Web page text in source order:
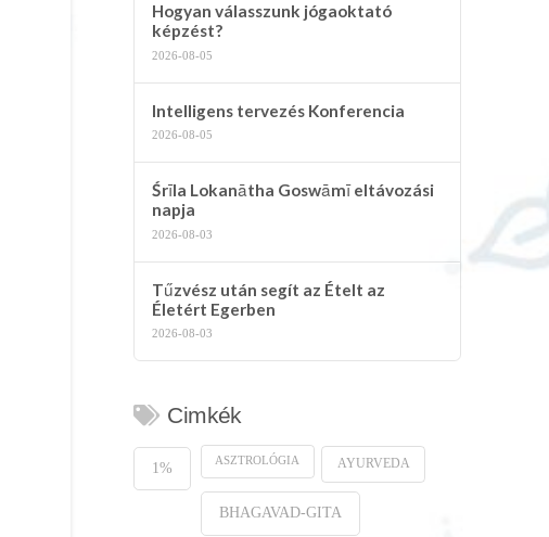
Hogyan válasszunk jógaoktató
képzést?
2026-08-05
Intelligens tervezés Konferencia
2026-08-05
Śrīla Lokanātha Goswāmī eltávozási
napja
2026-08-03
Tűzvész után segít az Ételt az
Életért Egerben
2026-08-03
Cimkék
1% ASZTROLÓGIA AYURVEDA
BHAGAVAD-GITA